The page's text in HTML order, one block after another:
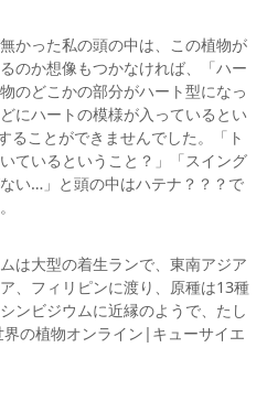
かった私の頭の中は、この植物が
のか想像もつかなければ、「ハー
のどこかの部分がハート型になっ
にハートの模様が入っているとい
ることができませんでした。「ト
ているということ？」「スイング
い…」と頭の中はハテナ？？？で
は大型の着生ランで、東南アジア
、フィリピンに渡り、原種は13種
ンビジウムに近縁のようで、たし
の植物オンライン|キューサイエ